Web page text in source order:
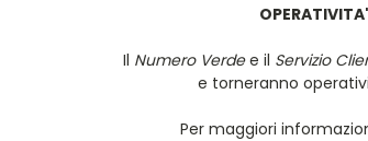
Il Numero Verdee il Servizio
e torneranno
Per maggiori